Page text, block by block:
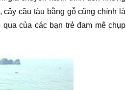
cầu tàu bằng gỗ cũng chính là
của các bạn trẻ đam mê chụp